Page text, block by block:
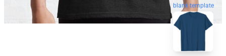
blank template